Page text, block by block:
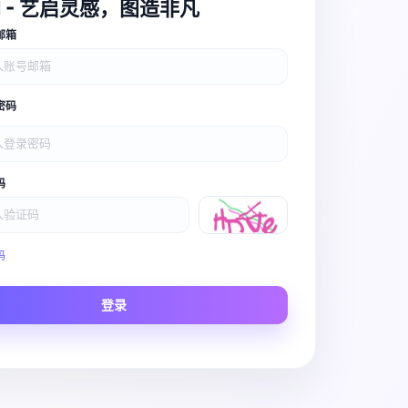
Scene
- 艺启灵感，图造非凡
箱
码
登录